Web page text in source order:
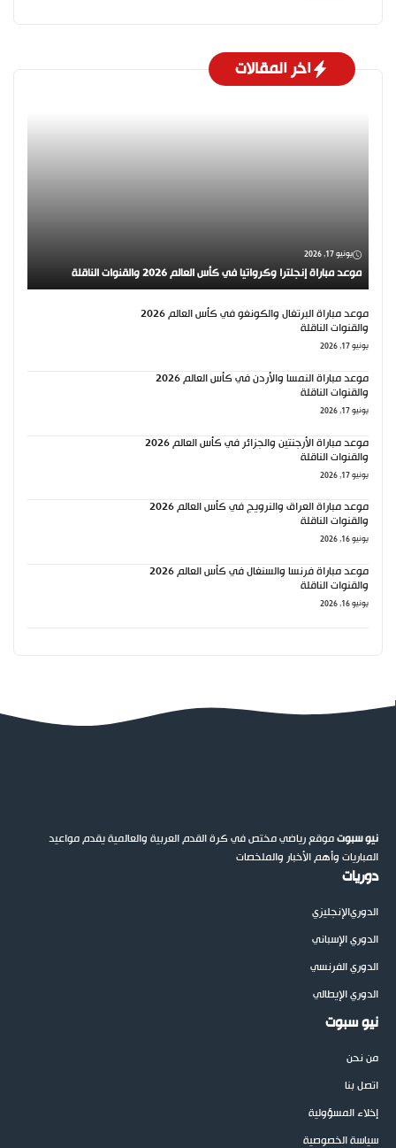
اخر المقالات
يونيو 17, 2026
موعد مباراة إنجلترا وكرواتيا في كأس العالم 2026 والقنوات الناقلة
موعد مباراة البرتغال والكونغو في كأس العالم 2026
والقنوات الناقلة
يونيو 17, 2026
موعد مباراة النمسا والأردن في كأس العالم 2026
والقنوات الناقلة
يونيو 17, 2026
موعد مباراة الأرجنتين والجزائر في كأس العالم 2026
والقنوات الناقلة
يونيو 17, 2026
موعد مباراة العراق والنرويج في كأس العالم 2026
والقنوات الناقلة
يونيو 16, 2026
موعد مباراة فرنسا والسنغال في كأس العالم 2026
والقنوات الناقلة
يونيو 16, 2026
نيو سبوتموقع رياضي مختص في كرة القدم العربية والعالمية يقدم مواعيد
المباريات وأهم الأخبار والملخصات
دوريات
الدوريالإنجليزي
الدوري الإسباني
الدوري الفرنسي
الدوري الإيطالي
نيو سبوت
من نحن
اتصل بنا
إخلاء المسؤولية
سياسة الخصوصية